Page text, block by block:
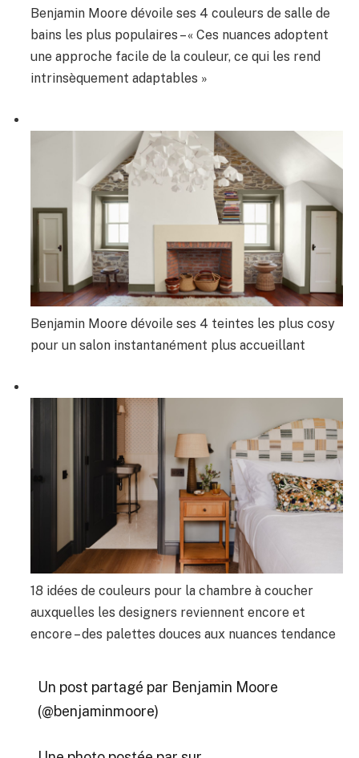
Benjamin Moore dévoile ses 4 couleurs de salle de
bains les plus populaires – « Ces nuances adoptent
une approche facile de la couleur, ce qui les rend
intrinsèquement adaptables »
Benjamin Moore dévoile ses 4 teintes les plus cosy
pour un salon instantanément plus accueillant
18 idées de couleurs pour la chambre à coucher
auxquelles les designers reviennent encore et
encore – des palettes douces aux nuances tendance
Un post partagé par Benjamin Moore
(@benjaminmoore)